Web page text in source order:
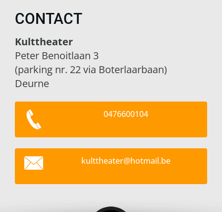
CONTACT
Kulttheater
Peter Benoitlaan 3
(parking nr. 22 via Boterlaarbaan)
Deurne
0476600104
kulttheater@hotmail.be